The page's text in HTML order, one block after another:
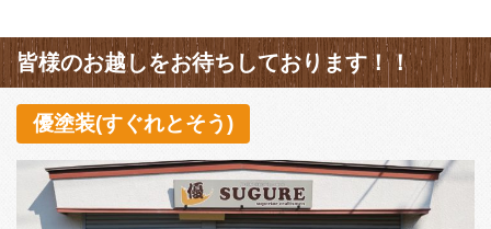
皆様のお越しをお待ちしております！！
優塗装(すぐれとそう)